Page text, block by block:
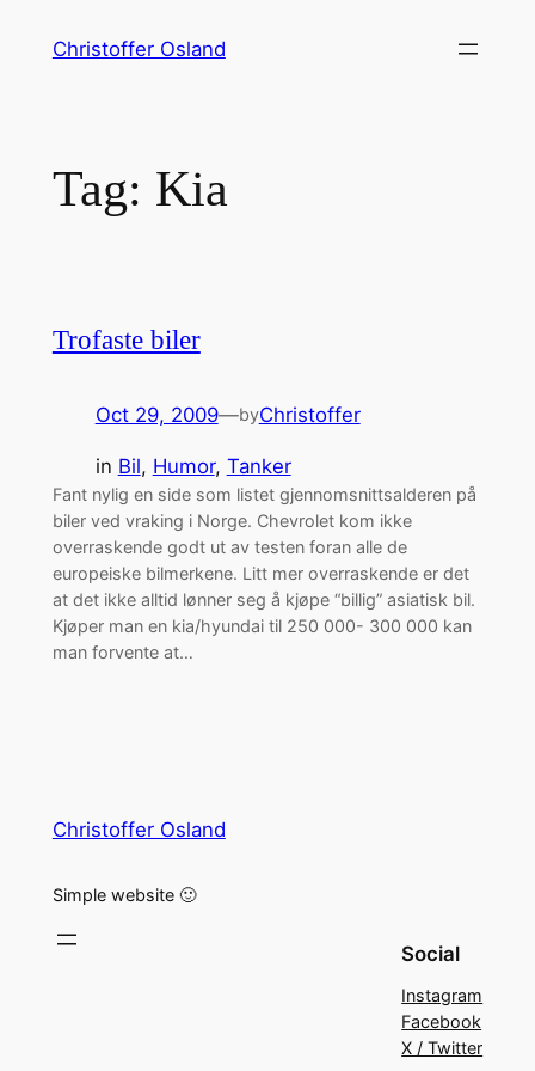
Christoffer Osland
Tag: Kia
Trofaste biler
Oct 29, 2009—byChristoffer
in Bil, Humor, Tanker
Fant nylig en side som listet gjennomsnittsalderen på
biler ved vraking i Norge. Chevrolet kom ikke
overraskende godt ut av testen foran alle de
europeiske bilmerkene. Litt mer overraskende er det
at det ikke alltid lønner seg å kjøpe “billig” asiatisk bil.
Kjøper man en kia/hyundai til 250 000- 300 000 kan
man forvente at…
Christoffer Osland
Simple website 🙂
Social
Instagram
Facebook
X / Twitter